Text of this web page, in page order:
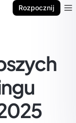
Rozpocznij